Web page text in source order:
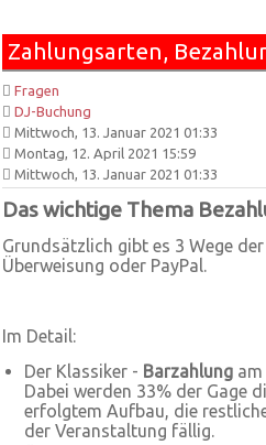
Zahlungsarten,
Fragen
DJ-Buchung
Mittwoch, 13. Januar 2021 01:33
Montag, 12. April 2021 15:59
Mittwoch, 13. Januar 2021 01:33
Das wichtige Thema
Grundsätzlich gibt es 3 Wege
Überweisung oder PayPal.
Im Detail:
Der Klassiker - Barzahlung
Dabei werden 33% der Gage
erfolgtem Aufbau, die
der Veranstaltung fällig.